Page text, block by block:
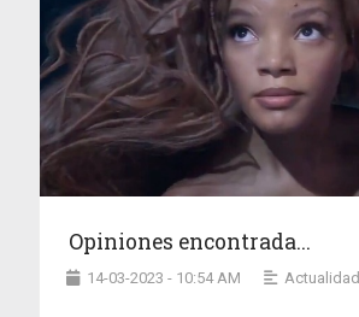
Opiniones encontrada...
14-03-2023 - 10:54 AM Actualidad